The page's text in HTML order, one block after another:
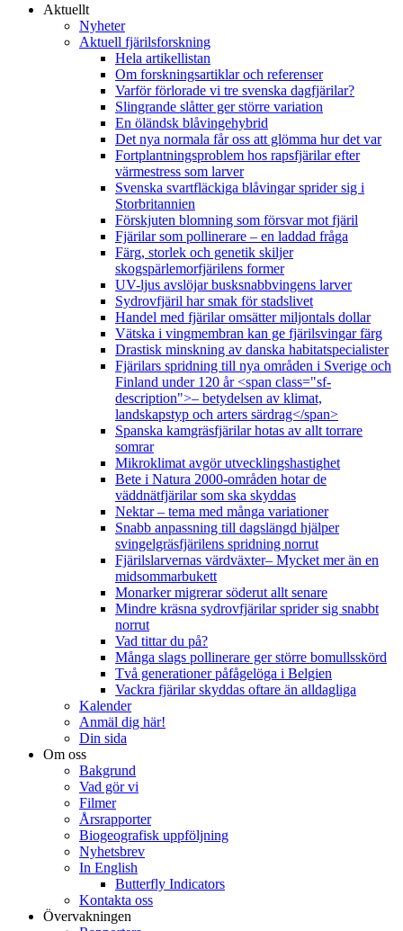
Aktuellt
Nyheter
Aktuell fjärilsforskning
Hela artikellistan
Om forskningsartiklar och referenser
Varför förlorade vi tre svenska dagfjärilar?
Slingrande slåtter ger större variation
En öländsk blåvingehybrid
Det nya normala får oss att glömma hur det var
Fortplantningsproblem hos rapsfjärilar efter
värmestress som larver
Svenska svartfläckiga blåvingar sprider sig i
Storbritannien
Förskjuten blomning som försvar mot fjäril
Fjärilar som pollinerare – en laddad fråga
Färg, storlek och genetik skiljer
skogspärlemorfjärilens former
UV-ljus avslöjar busksnabbvingens larver
Sydrovfjäril har smak för stadslivet
Handel med fjärilar omsätter miljontals dollar
Vätska i vingmembran kan ge fjärilsvingar färg
Drastisk minskning av danska habitatspecialister
Fjärilars spridning till nya områden i Sverige och
Finland under 120 år <span class="sf-
description">– betydelsen av klimat,
landskapstyp och arters särdrag</span>
Spanska kamgräsfjärilar hotas av allt torrare
somrar
Mikroklimat avgör utvecklingshastighet
Bete i Natura 2000-områden hotar de
väddnätfjärilar som ska skyddas
Nektar – tema med många variationer
Snabb anpassning till dagslängd hjälper
svingelgräsfjärilens spridning norrut
Fjärilslarvernas värdväxter– Mycket mer än en
midsommarbukett
Monarker migrerar söderut allt senare
Mindre kräsna sydrovfjärilar sprider sig snabbt
norrut
Vad tittar du på?
Många slags pollinerare ger större bomullsskörd
Två generationer påfågelöga i Belgien
Vackra fjärilar skyddas oftare än alldagliga
Kalender
Anmäl dig här!
Din sida
Om oss
Bakgrund
Vad gör vi
Filmer
Årsrapporter
Biogeografisk uppföljning
Nyhetsbrev
In English
Butterfly Indicators
Kontakta oss
Övervakningen